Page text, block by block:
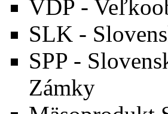
VDP -
SLK -
SPP -
Zámky